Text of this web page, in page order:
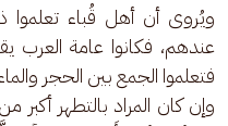
ويُروى أن أهل قُباء تعلموا
عندهم، فكانوا عامة العرب
فتعلموا الجمع بين الحجر
وإن كان المراد بالتطهر